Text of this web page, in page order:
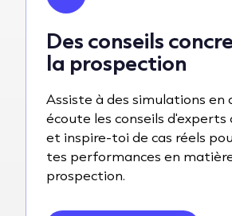
Des conseils
la prospection
Assiste à des simulations en
écoute les conseils d'experts
et inspire-toi de cas réels
tes performances en
prospection.